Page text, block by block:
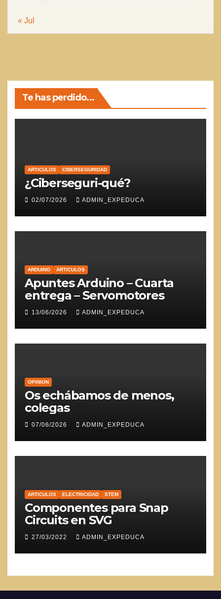
« Jul
Te has perdido...
ARTICULOS CIBERSEGURIDAD
¿Ciberseguri-qué?
02/07/2026 ADMIN_EXPEDUCA
ARDUINO ARTICULOS
Apuntes Arduino – Cuarta
entrega – Servomotores
13/06/2026 ADMIN_EXPEDUCA
OPINION
Os echábamos de menos,
colegas
07/06/2026 ADMIN_EXPEDUCA
ARTICULOS ELECTRICIDAD STEM
Componentes para Snap
Circuits en SVG
27/03/2022 ADMIN_EXPEDUCA